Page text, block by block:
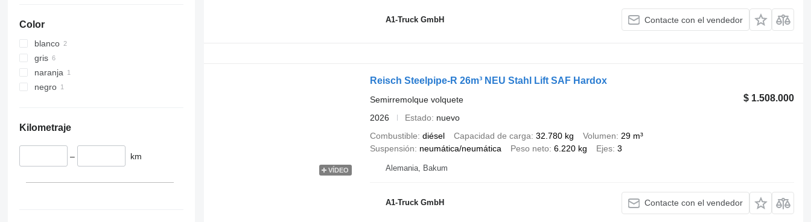
Color
blanco
gris
naranja
negro
Kilometraje
– km
A1-Truck GmbH Contacte con el vendedor
VÍDEO
Reisch Steelpipe-R 26m³ NEU Stahl Lift SAF Hardox
$ 1.508.000
Semirremolque volquete
2026
Estado
nuevo
Combustible diésel Capacidad de carga 32.780 kg Volumen
29 m³
Suspensión
neumática/neumática Peso neto 6.220 kg Ejes 3
Alemania, Bakum
A1-Truck GmbH Contacte con el vendedor